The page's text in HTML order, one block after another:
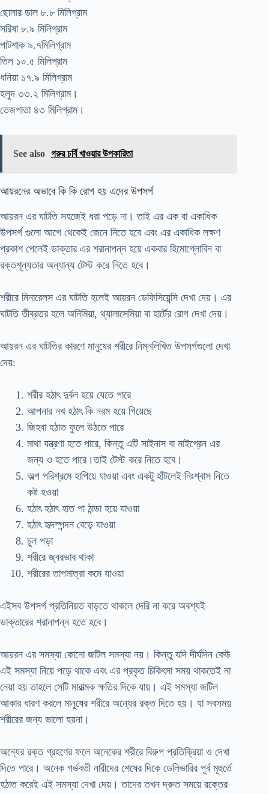
ছোলার ডাল ৮.৮ মিলিগ্রাম
সরিষা ৮.৯ মিলিগ্রাম
পাটশাক ৯.৭মিলিগ্রাম
তিল ১০.৫ মিলিগ্রাম
ধনিয়া ১৭.৯ মিলিগ্রাম
হলুদ ৩৩.২ মিলিগ্রাম।
তেজপাতা ৪৩ মিলিগ্রাম।
See also গরুর চর্বি খাওয়ার উপকারিতা
আয়রনের অভাবে কি কি রোগ হয় এদের উপসর্গ
আয়রন এর ঘাটতি সহজেই ধরা পড়ে না। তাই এর এক বা একাধিক
উপসর্গ গুলো আগে থেকেই জেনে নিতে হবে এবং এর একাধিক লক্ষণ
প্রকাশ পেলেই ডাক্তার এর শরানাপন্ন হয়ে একবার হিমোগ্লোবিন বা
রক্তশূন্যতার অন্যান্য টেস্ট করে নিতে হবে।
শরীরে মিনারেলস এর ঘাটতি হলেই আয়রন ডেফিসিয়েন্সি দেখা দেয়। এর
ঘাটতি তীব্রতর হলে অনিমিয়া, থ্যালাসেমিয়া বা হার্টের রোগ দেখা দেয়।
আয়রন এর ঘাটতির কারণে মানুষের শরীরে নিম্নলিখিত উপসর্গগুলো দেখা
দেয়:
শরীর হঠাৎ দুর্বল হয়ে যেতে পারে
আপনার নখ হঠাৎ কি নরম হয়ে গিয়েছে
জিহবা হঠাত ফুলে উঠতে পারে
মাথা যন্ত্রণা হতে পারে, কিন্তু এটি সাইনাস বা মাইগ্রেন এর
জন্য ও হতে পারে।তাই টেস্ট করে নিতে হবে।
অল্প পরিশ্রমে হাপিয়ে যাওয়া এবং একটু হাঁটলেই নিঃশ্বাস নিতে
কষ্ট হওয়া
হঠাৎ হঠাৎ হাত পা ঠান্ডা হয়ে যাওয়া
হঠাৎ হৃদস্পন্দন বেড়ে যাওয়া
চুল পড়া
শরীরে জ্বরভাব থাকা
শরীরের তাপমাত্রা কমে যাওয়া
এইসব উপসর্গ প্রতিনিয়ত বাড়তে থাকলে দেরি না করে অবশ্যই
ডাক্তারের শরানাপন্ন হতে হবে।
আয়রন এর সমস্যা কোনো জটিল সমস্যা নয়। কিন্তু যদি দীর্ঘদিন কেউ
এই সমস্যা নিয়ে পড়ে থাকে এবং এর প্রকৃত চিকিৎসা সময় থাকতেই না
নেয়া হয় তাহলে সেটি মারাত্মক ক্ষতির দিকে যায়। এই সমস্যা জটিল
আকার ধারণ করলে মানুষের শরীরে অন্যের রক্ত দিতে হয়। যা সবসময়
শরীরের জন্য ভালো হয়না।
অন্যের রক্ত গ্রহণের ফলে অনেকের শরীরে বিরুপ প্রতিক্রিয়া ও দেখা
দিতে পারে। অনেক গর্ভবতী নারীদের শেষের দিকে ডেলিভারির পূর্ব মূহুর্তে
হঠাত করেই এই সমস্যা দেখা দেয়। তাদের তখন দ্রুত সময়ে রক্তের